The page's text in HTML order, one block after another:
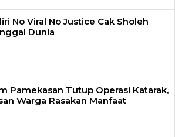
No Viral No Justice Cak Sholeh
Dunia
Pamekasan Tutup Operasi Katarak,
Warga Rasakan Manfaat